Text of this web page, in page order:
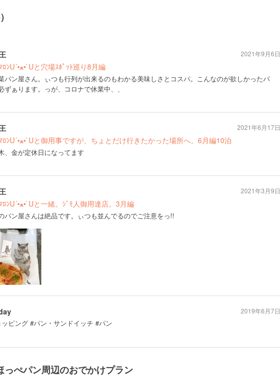
沖縄ﾏﾛﾝU´•ﻌ•`Uと穴場ｽﾎﾟｯﾄ巡り8月編
パン屋さん。ぃつも行列が出来るのもわかる美味しさとコスパ。こんなのが欲しかったパ
ずぁります。っが、コロナで休業中、、
2021年9月6日
沖縄ﾏﾛﾝU´•ﻌ•`Uと御用事ですが、ちょとだけ行きたかった場所へ。6月編10泊
、金が定休日になってます
2021年6月17日
沖縄ﾏﾛﾝU´•ﻌ•`Uと一緒。ｼﾞﾓ人御用達店。3月編
パン屋さんは絶品です。ぃつも並んでるのでご注意をっ!!
2021年3月9日
ピング #パン・サンドイッチ #パン
2019年6月7日
ぺパン周辺のおでかけプラン